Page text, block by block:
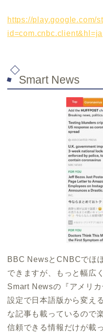
https://play.google.com/
id=com.cnbc.client&hl=ja
Smart News
BBC NewsとCNBCでほ
できますが、もっと幅広
Smart Newsの『アメリカ
設定で日本語版から変え
な記事も載っているので
信頼できる情報だけが載